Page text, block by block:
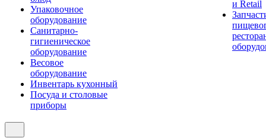
Упаковочное
оборудование
Санитарно-
гигиеническое
оборудование
Весовое
оборудование
Инвентарь кухонный
Посуда и столовые
приборы
и Retail